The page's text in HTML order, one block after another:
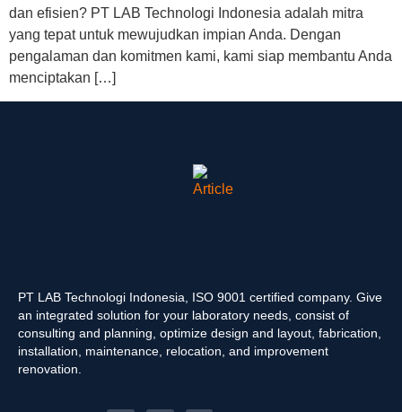
dan efisien? PT LAB Technologi Indonesia adalah mitra
yang tepat untuk mewujudkan impian Anda. Dengan
pengalaman dan komitmen kami, kami siap membantu Anda
menciptakan […]
PT LAB Technologi Indonesia, ISO 9001 certified company. Give
an integrated solution for your laboratory needs, consist of
consulting and planning, optimize design and layout, fabrication,
installation, maintenance, relocation, and improvement
renovation.